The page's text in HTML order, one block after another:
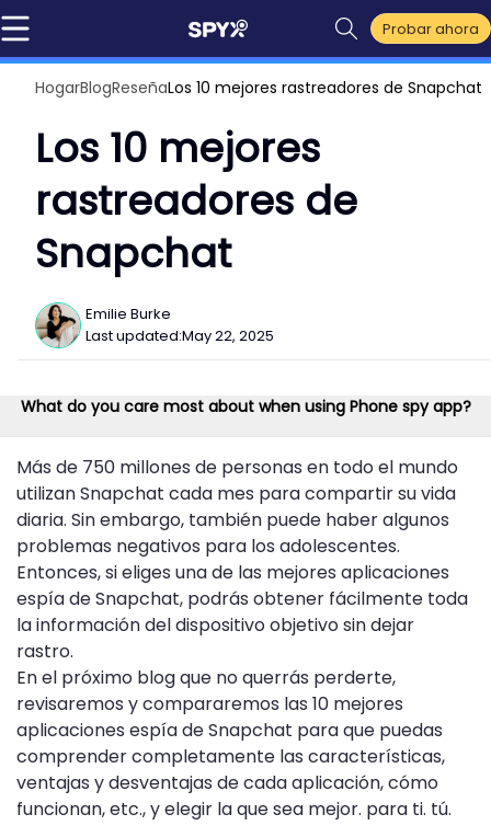
Probar ahora
HogarBlogReseñaLos 10 mejores rastreadores de Snapchat
Los 10 mejores
rastreadores de
Snapchat
Emilie Burke
Last updated:May 22, 2025
What do you care most about when using Phone spy app?
Más de 750 millones de personas en todo el mundo
utilizan Snapchat cada mes para compartir su vida
diaria. Sin embargo, también puede haber algunos
problemas negativos para los adolescentes.
Entonces, si eliges una de las mejores aplicaciones
espía de Snapchat, podrás obtener fácilmente toda
la información del dispositivo objetivo sin dejar
rastro.
En el próximo blog que no querrás perderte,
revisaremos y compararemos las 10 mejores
aplicaciones espía de Snapchat para que puedas
comprender completamente las características,
ventajas y desventajas de cada aplicación, cómo
funcionan, etc., y elegir la que sea mejor. para ti. tú.